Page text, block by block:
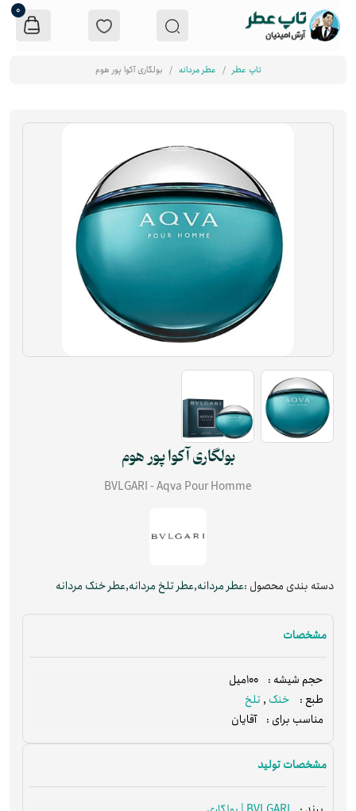
0
تاپ عطر عطر مردانه بولگاری آکوا پور هوم
بولگاری آکوا پور هوم
BVLGARI - Aqva Pour Homme
دسته بندی محصول :عطر مردانه,عطر تلخ مردانه,عطر خنک مردانه
مشخصات
حجم شیشه : 100میل
طبع :
خنک ,تلخ
مناسب برای : آقایان
مشخصات تولید